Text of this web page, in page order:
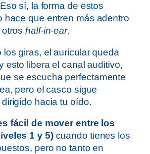
sí, la forma de estos
hace que entren más adentro
otroshalf-in-ear.
los giras, el auricular queda
esto libera el canal auditivo,
se escucha perfectamente
pero el casco sigue
hacia tu oído.
fácil de mover entre los
1 y 5) cuando tienes los
pero no tanto en